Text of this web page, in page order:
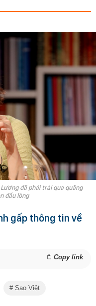
đã phải trải qua quãng
đầu lòng
gấp thông tin về
Copy link
Sao Việt